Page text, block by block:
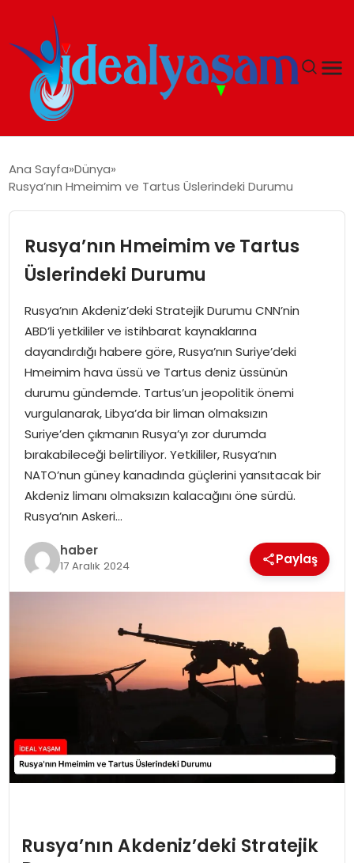
GÜNDEM
EKONOMI
İDEAL YAŞAM
İDEAL SPOR
YAŞAM
MAGAZIN
SAĞLIK
SOSYAL HABER
Ana Sayfa Dünya
Rusya’nın Hmeimim ve Tartus Üslerindeki Durumu
Rusya’nın Hmeimim ve Tartus
Üslerindeki Durumu
Rusya’nın Akdeniz’deki Stratejik Durumu CNN’nin
ABD’li yetkililer ve istihbarat kaynaklarına
dayandırdığı habere göre, Rusya’nın Suriye’deki
Hmeimim hava üssü ve Tartus deniz üssünün
durumu gündemde. Tartus’un jeopolitik önemi
vurgulanarak, Libya’da bir liman olmaksızın
Suriye’den çıkmanın Rusya’yı zor durumda
bırakabileceği belirtiliyor. Yetkililer, Rusya’nın
NATO’nun güney kanadında güçlerini yansıtacak bir
Akdeniz limanı olmaksızın kalacağını öne sürdü.
Rusya’nın Askeri…
haber
17 Aralık 2024 Paylaş
Rusya’nın Akdeniz’deki Stratejik